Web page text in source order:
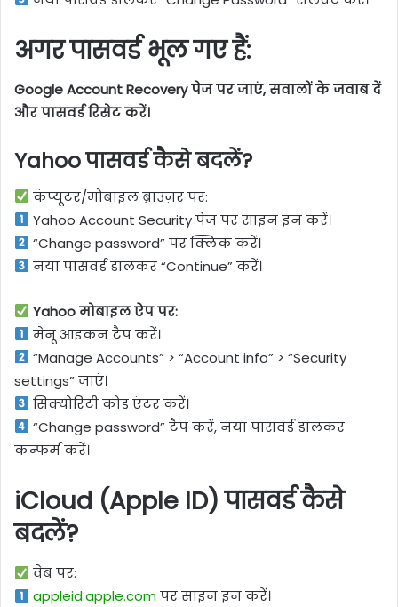
अगर पासवर्ड भूल गए हैं:
Google Account Recovery पेज पर जाएं, सवालों के जवाब दें
और पासवर्ड रिसेट करें।
Yahoo पासवर्ड कैसे बदलें?
कंप्यूटर/मोबाइल ब्राउज़र पर:
Yahoo Account Security पेज पर साइन इन करें।
“Change password” पर क्लिक करें।
नया पासवर्ड डालकर “Continue” करें।
Yahoo मोबाइल ऐप पर:
मेनू आइकन टैप करें।
“Manage Accounts” > “Account info” > “Security
settings” जाएं।
सिक्योरिटी कोड एंटर करें।
“Change password” टैप करें, नया पासवर्ड डालकर
कन्फर्म करें।
iCloud (Apple ID) पासवर्ड कैसे
बदलें?
वेब पर:
appleid.apple.comपर साइन इन करें।